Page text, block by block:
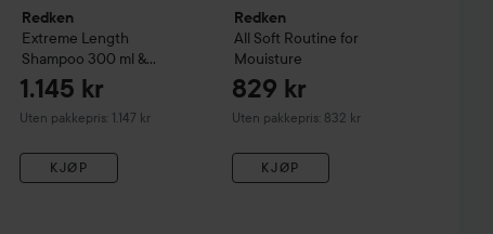
Redken
Extreme Length
Shampoo 300 ml &
Conditioner 300 ml &
Leave-in 150 ml
1.145 kr
Uten pakkepris: 1.147 kr
KJØP
Redken
All Soft Routine for
Mouisture
829 kr
Uten pakkepris: 832 kr
KJØP